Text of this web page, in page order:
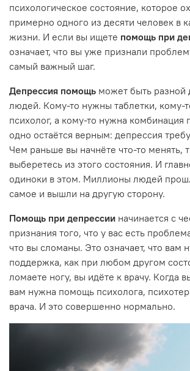
психологическое состояние, которое
примерно одного из десяти человек в
жизни. И если вы ищете помощь при
означает, что вы уже признали
самый важный шаг.
Депрессия помощь может быть разной
людей. Кому-то нужны таблетки, кому-
психолог, а кому-то нужна комбинация
одно остаётся верным: депрессия
Чем раньше вы начнёте что-то менять,
выберетесь из этого состояния. И
одиноки в этом. Миллионы людей
самое и вышли на другую сторону.
Помощь при депрессии начинается с
признания того, что у вас есть
что вы сломаны. Это означает, что вам
поддержка, как при любом другом
ломаете ногу, вы идёте к врачу. Когда
вам нужна помощь психолога,
врача. И это совершенно нормально.